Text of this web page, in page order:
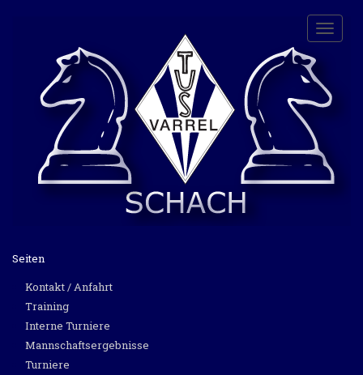
Toggle
Seiten
Kontakt / Anfahrt
Training
Interne Turniere
Mannschaftsergebnisse
Turniere